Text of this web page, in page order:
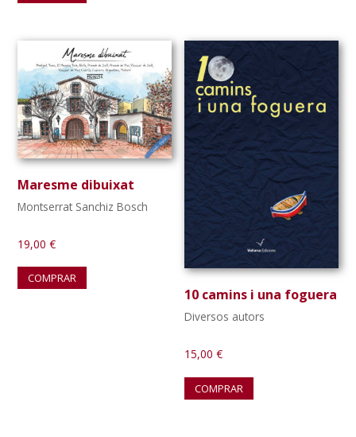
Maresme dibuixat
Montserrat Sanchiz Bosch
19,00€
COMPRAR
10 camins i una foguera
Diversos autors
15,00€
COMPRAR